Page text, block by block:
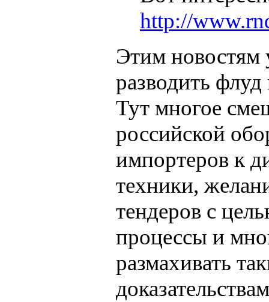
http://
Этим новостям
разводить
Тут многое
российской
импортеров к
техники,
тендеров с
процессы и
размахивать